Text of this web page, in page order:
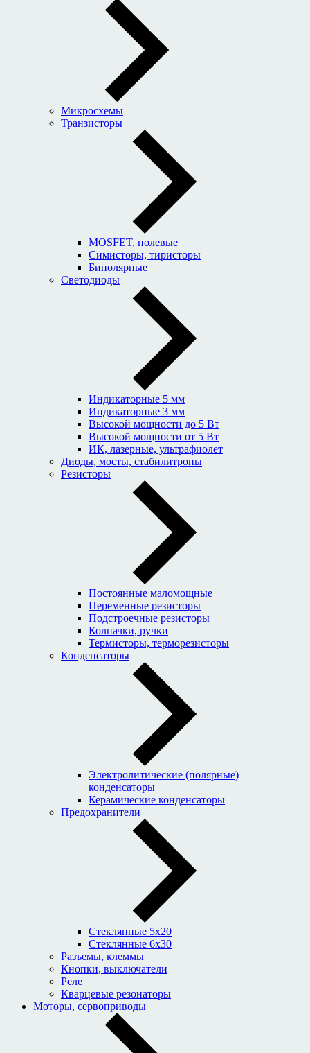
Микросхемы
Транзисторы
MOSFET, полевые
Симисторы, тиристоры
Биполярные
Светодиоды
Индикаторные 5 мм
Индикаторные 3 мм
Высокой мощности до 5 Вт
Высокой мощности от 5 Вт
ИК, лазерные, ультрафиолет
Диоды, мосты, стабилитроны
Резисторы
Постоянные маломощные
Переменные резисторы
Подстроечные резисторы
Колпачки, ручки
Термисторы, терморезисторы
Конденсаторы
Электролитические (полярные)
конденсаторы
Керамические конденсаторы
Предохранители
Стеклянные 5x20
Стеклянные 6x30
Разъемы, клеммы
Кнопки, выключатели
Реле
Кварцевые резонаторы
Моторы, сервоприводы